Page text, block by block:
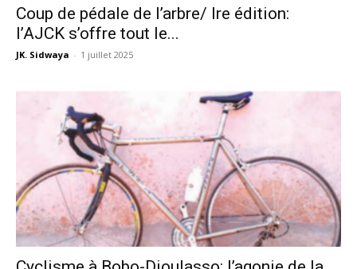
Coup de pédale de l’arbre/ Ire édition:
l’AJCK s’offre tout le...
JK. Sidwaya - 1 juillet 2025